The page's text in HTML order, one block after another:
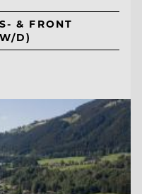
& FRONT
D)